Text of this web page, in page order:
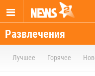
Развлечения
Лучшее Горячее